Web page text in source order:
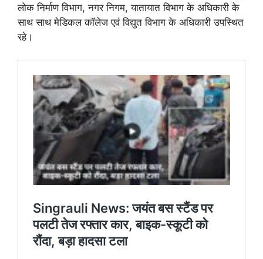
लोक निर्माण विभाग, नगर निगम, यातायात विभाग के अधिकारी के
साथ साथ मेडिकल कॉलेज एवं विद्युत विभाग के अधिकारी उपस्थित
रहे।